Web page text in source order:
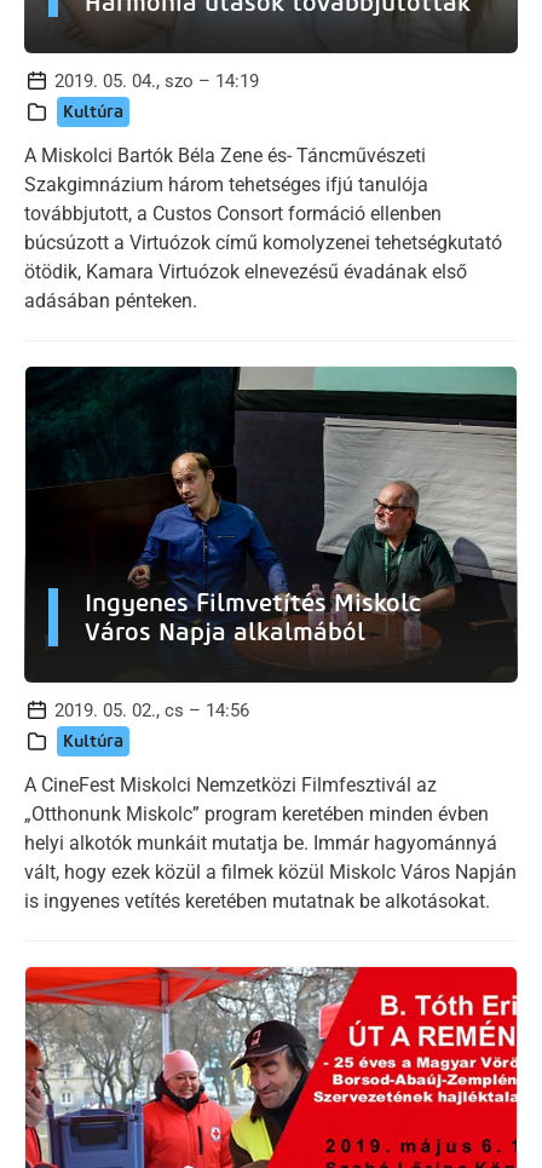
2019. 05. 04., szo – 14:19
Kultúra
A Miskolci Bartók Béla Zene és- Táncművészeti
Szakgimnázium három tehetséges ifjú tanulója
továbbjutott, a Custos Consort formáció ellenben
búcsúzott a Virtuózok című komolyzenei tehetségkutató
ötödik, Kamara Virtuózok elnevezésű évadának első
adásában pénteken.
Ingyenes Filmvetítés Miskolc
Város Napja alkalmából
2019. 05. 02., cs – 14:56
Kultúra
A CineFest Miskolci Nemzetközi Filmfesztivál az
„Otthonunk Miskolc” program keretében minden évben
helyi alkotók munkáit mutatja be. Immár hagyománnyá
vált, hogy ezek közül a filmek közül Miskolc Város Napján
is ingyenes vetítés keretében mutatnak be alkotásokat.